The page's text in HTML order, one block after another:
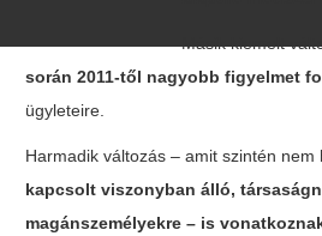
Másik kiemelt
során 2011-től nagyobb figyelmet
ügyleteire.
Harmadik változás – amit szintén
kapcsolt viszonyban álló,
magánszemélyekre – is